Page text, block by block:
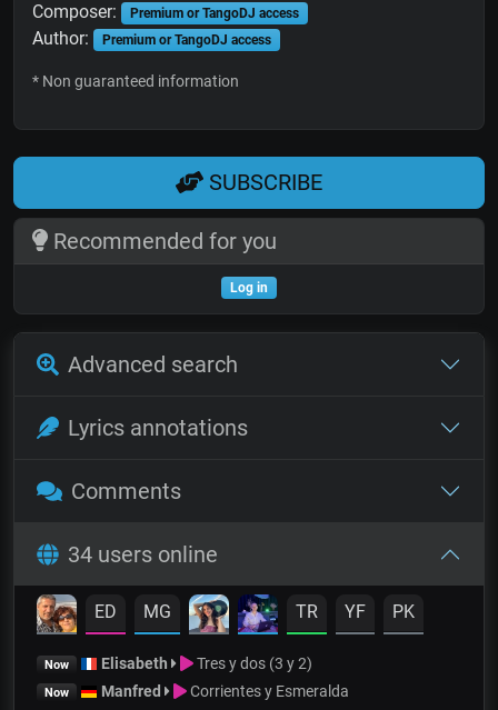
Composer: Premium or TangoDJ access
Author: Premium or TangoDJ access
* Non guaranteed information
SUBSCRIBE
Recommended for you
Log in
Advanced search
Lyrics annotations
Comments
34 users online
ED MG TR YF PK
Now Elisabeth Tres y dos (3 y 2)
Now Manfred Corrientes y Esmeralda